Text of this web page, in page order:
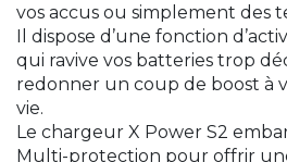
vos accus ou simplement des
Il dispose d’une fonction
qui ravive vos batteries trop
redonner un coup de boost à
vie.
Le chargeur X Power S2
Multi-protection pour offrir